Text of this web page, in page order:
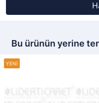
Bu ürünün yerine